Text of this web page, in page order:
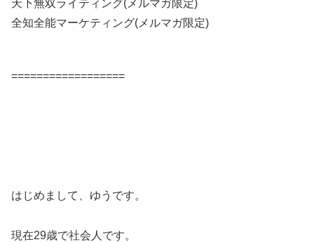
天下無双ライティング(メルマガ限定)
全知全能マーケティング(メルマガ限定)
==================
はじめまして、ゆうです。
現在29歳で社会人です。